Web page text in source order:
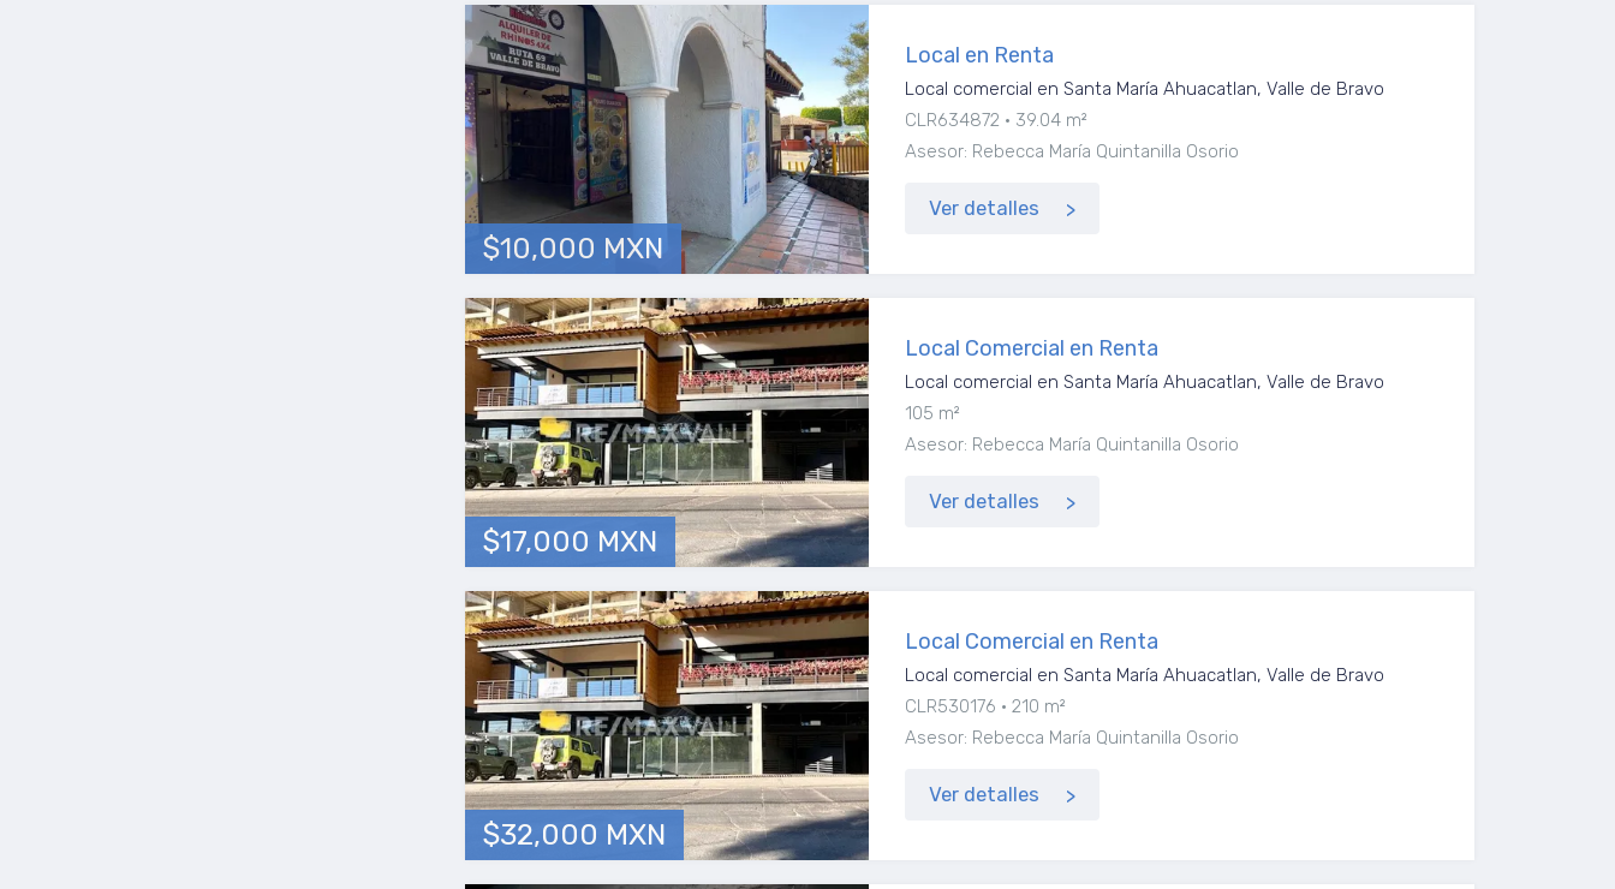
$10,000 MXN
Local en Renta
Local comercial en Santa María Ahuacatlan, Valle de Bravo
CLR634872
39.04 m²
Asesor: Rebecca María Quintanilla Osorio
Ver detalles
$17,000 MXN
Local Comercial en Renta
Local comercial en Santa María Ahuacatlan, Valle de Bravo
105 m²
Asesor: Rebecca María Quintanilla Osorio
Ver detalles
$32,000 MXN
Local Comercial en Renta
Local comercial en Santa María Ahuacatlan, Valle de Bravo
CLR530176
210 m²
Asesor: Rebecca María Quintanilla Osorio
Ver detalles